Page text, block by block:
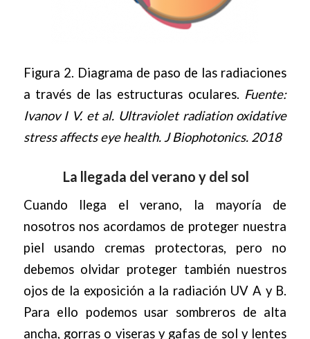
Figura 2. Diagrama de paso de las radiaciones
a través de las estructuras oculares. Fuente:
Ivanov I V. et al. Ultraviolet radiation oxidative
stress affects eye health. J Biophotonics. 2018
La llegada del verano y del sol
Cuando llega el verano, la mayoría de
nosotros nos acordamos de proteger nuestra
piel usando cremas protectoras, pero no
debemos olvidar proteger también nuestros
ojos de la exposición a la radiación UV A y B.
Para ello podemos usar sombreros de alta
ancha, gorras o viseras y gafas de sol y lentes